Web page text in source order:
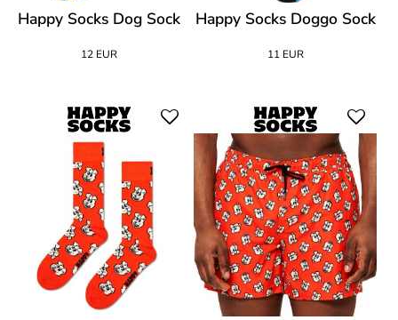
Happy Socks Dog Sock
12 EUR
Happy Socks Doggo Sock
11 EUR